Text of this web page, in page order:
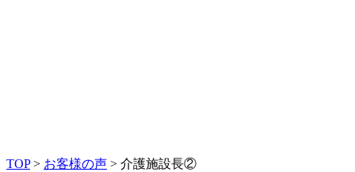
TOP > お客様の声 > 介護施設長②